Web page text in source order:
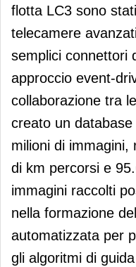
flotta LC3 sono
telecamere
semplici connettori
approccio event-
collaborazione tra
creato un
milioni di immagini,
di km percorsi e
immagini raccolti
nella formazione
automatizzata per
gli algoritmi di